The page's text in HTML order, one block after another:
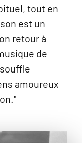
tout en
est un
retour à
de
amoureux